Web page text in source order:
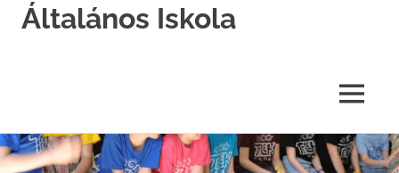
Skip
to
Általános Iskola
MENU